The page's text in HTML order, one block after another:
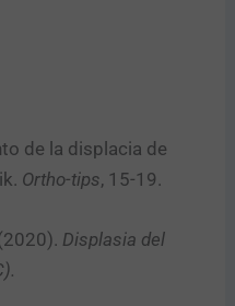
de la displacia de
Ortho-tips, 15-19.
Displasia del